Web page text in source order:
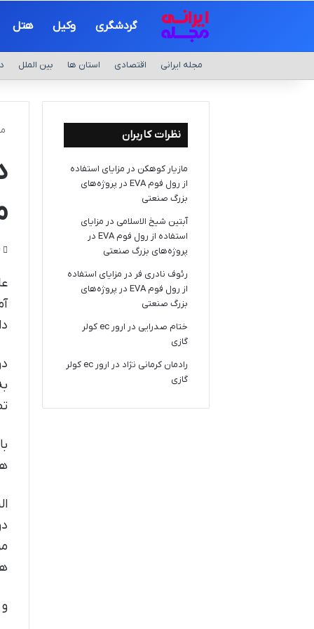
گردشگری وکیل هتل
مجله ایرانی اقتصادی استان ها بین الملل
نظرات کاربران
مازیار کوهکن در مزایای استفاده
از رول فوم EVA در پروژه‌های
بزرگ صنعتی
آبتین شیخ الاسلامی در مزایای
استفاده از رول فوم EVA در
پروژه‌های بزرگ صنعتی
رئوف نادری فر در مزایای استفاده
از رول فوم EVA در پروژه‌های
بزرگ صنعتی
ختام صدرایی در
ارور ec کولر
گازی
رادمان کرمانی نژاد در
ارور ec کولر
گازی